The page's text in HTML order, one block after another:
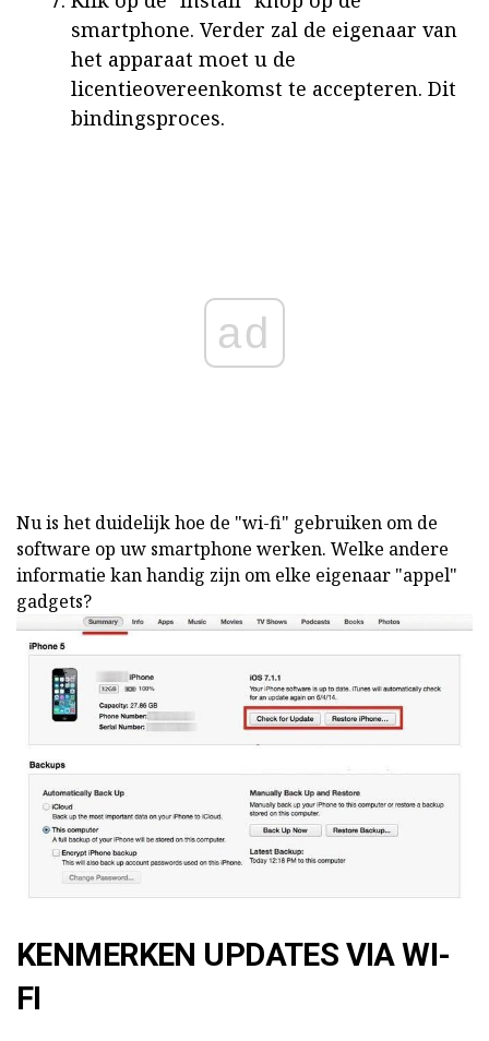
smartphone. Verder zal de eigenaar van
het apparaat moet u de
licentieovereenkomst te accepteren. Dit
bindingsproces.
ad
Nu is het duidelijk hoe de "wi-fi" gebruiken om de
software op uw smartphone werken. Welke andere
informatie kan handig zijn om elke eigenaar "appel"
gadgets?
KENMERKEN UPDATES VIA WI-
FI